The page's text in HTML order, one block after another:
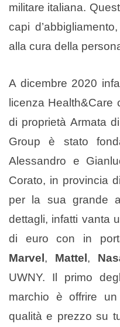
militare italiana.
capi
alla cura della
A dicembre 2020
licenza Health&Care
di proprietà Armata
Group è stato
Alessandro e
Corato, in provincia
per la sua grande
dettagli, infatti vanta
di euro con in
Marvel , Mattel ,
UWNY. Il primo
marchio è offrire
qualità e prezzo su